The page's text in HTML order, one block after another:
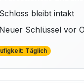
Schloss bleibt intakt
Neuer Schlüssel vor
Täglich